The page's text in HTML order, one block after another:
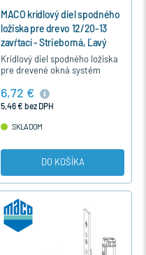
MACO krídlový diel spodného
ložiska pre drevo 12/20-13
zavŕtací - Strieborná, Ľavý
Krídlový diel spodného ložiska
pre drevené okná systém
zavŕtaním do dolného rohu
krídla okna okutého kovaním
6,72 €
5,46 € bez DPH
SKLADOM
DO KOŠÍKA